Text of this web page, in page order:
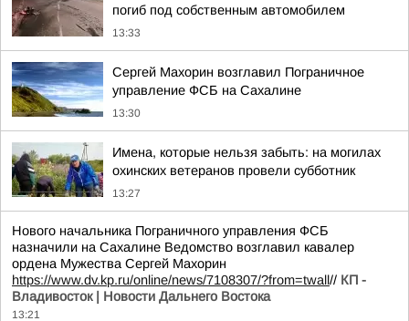
погиб под собственным автомобилем
13:33
Сергей Махорин возглавил Пограничное
управление ФСБ на Сахалине
13:30
Имена, которые нельзя забыть: на могилах
охинских ветеранов провели субботник
13:27
Нового начальника Пограничного управления ФСБ
назначили на Сахалине Ведомство возглавил кавалер
ордена Мужества Сергей Махорин
https://www.dv.kp.ru/online/news/7108307/?from=twall// КП -
Владивосток | Новости Дальнего Востока
13:21